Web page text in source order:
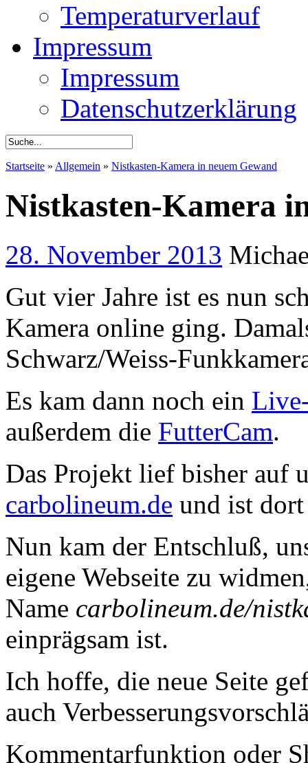
Temperaturverlauf
Impressum
Impressum
Datenschutzerklärung
Startseite » Allgemein » Nistkasten-Kamera in neuem Gewand
Nistkasten-Kamera
28. November 2013
Gut vier Jahre ist es nun
Kamera online ging.
Schwarz/Weiss-
Es kam dann noch ein
außerdem die FutterCam.
Das Projekt lief bisher auf
carbolineum.de und ist
Nun kam der Entschluß,
eigene Webseite zu
Name carbolineum.de/
einprägsam ist.
Ich hoffe, die neue Seite
auch
Kommentarfunktion oder